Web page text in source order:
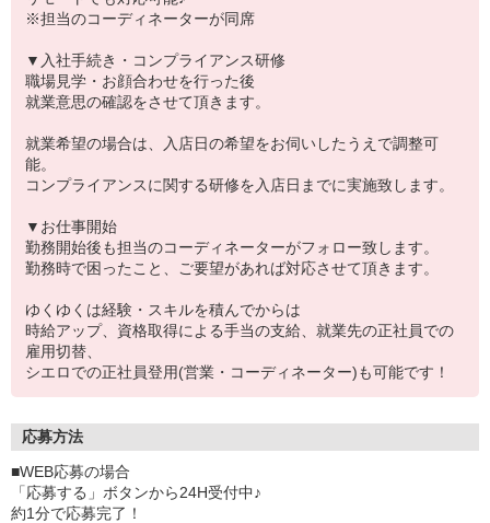
※担当のコーディネーターが同席
▼入社手続き・コンプライアンス研修
職場見学・お顔合わせを行った後
就業意思の確認をさせて頂きます。
就業希望の場合は、入店日の希望をお伺いしたうえで調整可
能。
コンプライアンスに関する研修を入店日までに実施致します。
▼お仕事開始
勤務開始後も担当のコーディネーターがフォロー致します。
勤務時で困ったこと、ご要望があれば対応させて頂きます。
ゆくゆくは経験・スキルを積んでからは
時給アップ、資格取得による手当の支給、就業先の正社員での
雇用切替、
シエロでの正社員登用(営業・コーディネーター)も可能です！
応募方法
■WEB応募の場合
「応募する」ボタンから24H受付中♪
約1分で応募完了！